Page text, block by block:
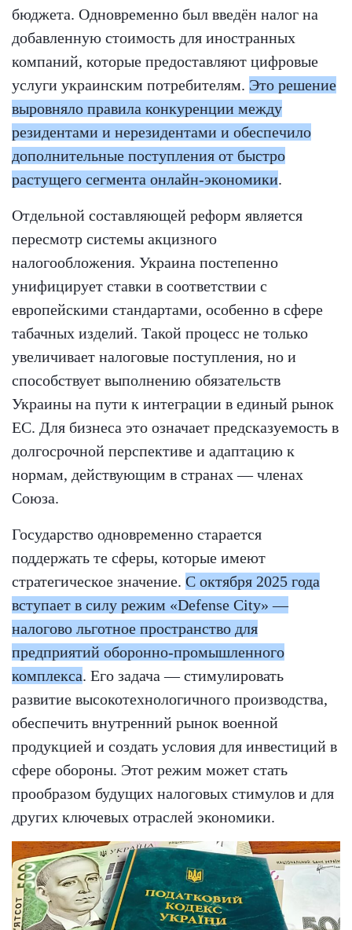
бюджета. Одновременно был введён налог на
добавленную стоимость для иностранных
компаний, которые предоставляют цифровые
услуги украинским потребителям. Это решение
выровняло правила конкуренции между
резидентами и нерезидентами и обеспечило
дополнительные поступления от быстро
растущего сегмента онлайн-экономики.
Отдельной составляющей реформ является
пересмотр системы акцизного
налогообложения. Украина постепенно
унифицирует ставки в соответствии с
европейскими стандартами, особенно в сфере
табачных изделий. Такой процесс не только
увеличивает налоговые поступления, но и
способствует выполнению обязательств
Украины на пути к интеграции в единый рынок
ЕС. Для бизнеса это означает предсказуемость в
долгосрочной перспективе и адаптацию к
нормам, действующим в странах — членах
Союза.
Государство одновременно старается
поддержать те сферы, которые имеют
стратегическое значение. С октября 2025 года
вступает в силу режим «Defense City» —
налогово льготное пространство для
предприятий оборонно-промышленного
комплекса. Его задача — стимулировать
развитие высокотехнологичного производства,
обеспечить внутренний рынок военной
продукцией и создать условия для инвестиций в
сфере обороны. Этот режим может стать
прообразом будущих налоговых стимулов и для
других ключевых отраслей экономики.